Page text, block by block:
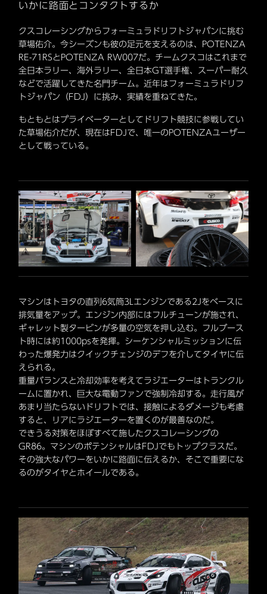
いかに路面とコンタクトするか
クスコレーシングからフォーミュラドリフトジャパンに挑む
草場佑介。今シーズンも彼の足元を支えるのは、POTENZA
RE-71RSとPOTENZA RW007だ。チームクスコはこれまで
全日本ラリー、海外ラリー、全日本GT選手権、スーパー耐久
などで活躍してきた名門チーム。近年はフォーミュラドリフ
トジャパン（FDJ）に挑み、実績を重ねてきた。
もともとはプライベーターとしてドリフト競技に参戦してい
た草場佑介だが、現在はFDJで、唯一のPOTENZAユーザー
として戦っている。
マシンはトヨタの直列6気筒3Lエンジンである2Jをベースに
排気量をアップ。エンジン内部にはフルチューンが施され、
ギャレット製タービンが多量の空気を押し込む。フルブース
ト時には約1000psを発揮。シーケンシャルミッションに伝
わった爆発力はクイックチェンジのデフを介してタイヤに伝
えられる。
重量バランスと冷却効率を考えてラジエーターはトランクル
ームに置かれ、巨大な電動ファンで強制冷却する。走行風が
あまり当たらないドリフトでは、接触によるダメージも考慮
すると、リアにラジエーターを置くのが最善なのだ。
できうる対策をほぼすべて施したクスコレーシングの
GR86。マシンのポテンシャルはFDJでもトップクラスだ。
その強大なパワーをいかに路面に伝えるか、そこで重要にな
るのがタイヤとホイールである。